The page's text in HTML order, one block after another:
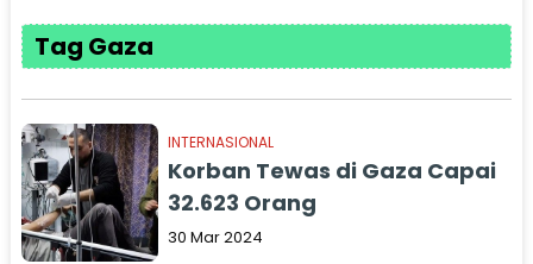
Tag Gaza
INTERNASIONAL
Korban Tewas di Gaza Capai
32.623 Orang
30 Mar 2024